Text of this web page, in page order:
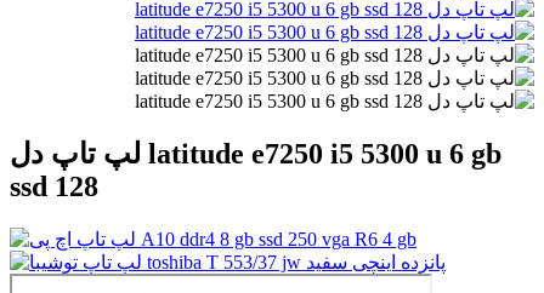
لپ تاپ دل latitude e7250 i5 5300 u 6 gb
ssd 128